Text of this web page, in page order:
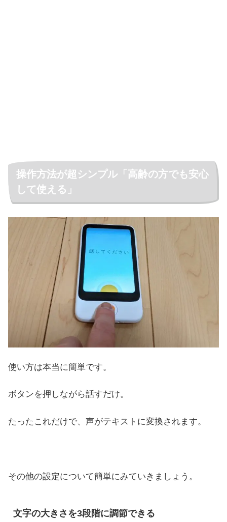
操作方法が超シンプル「高齢の方でも安心
して使える」
使い方は本当に簡単です。
ボタンを押しながら話すだけ。
たったこれだけで、声がテキストに変換されます。
その他の設定について簡単にみていきましょう。
文字の大きさを3段階に調節できる